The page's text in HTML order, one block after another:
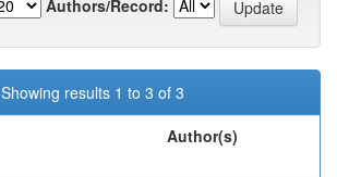
Authors/Record:
Showing results 1 to 3 of 3
Author(s)